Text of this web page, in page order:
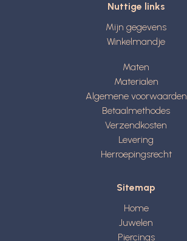
Nuttige links
Mijn gegevens
Winkelmandje
Maten
Materialen
Algemene voorwaarden
Betaalmethodes
Verzendkosten
Levering
Herroepingsrecht
Sitemap
Home
Juwelen
Piercings